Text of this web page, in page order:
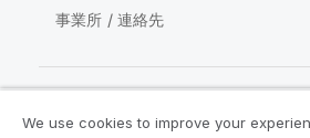
事業所 / 連絡先
Qlik コミュニティ
We use cookies to improve your